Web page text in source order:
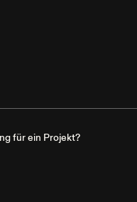
für ein Projekt?